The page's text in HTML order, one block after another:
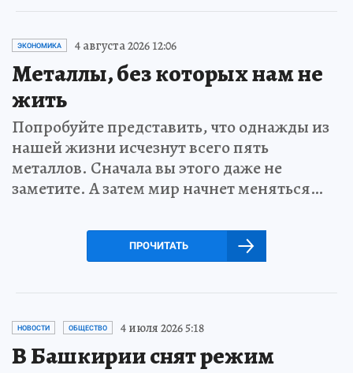
ЭКОНОМИКА 4 августа 2026 12:06
Металлы, без которых нам не
жить
Попробуйте представить, что однажды из
нашей жизни исчезнут всего пять
металлов. Сначала вы этого даже не
заметите. А затем мир начнет меняться…
ПРОЧИТАТЬ
НОВОСТИ ОБЩЕСТВО 4 июля 2026 5:18
В Башкирии снят режим